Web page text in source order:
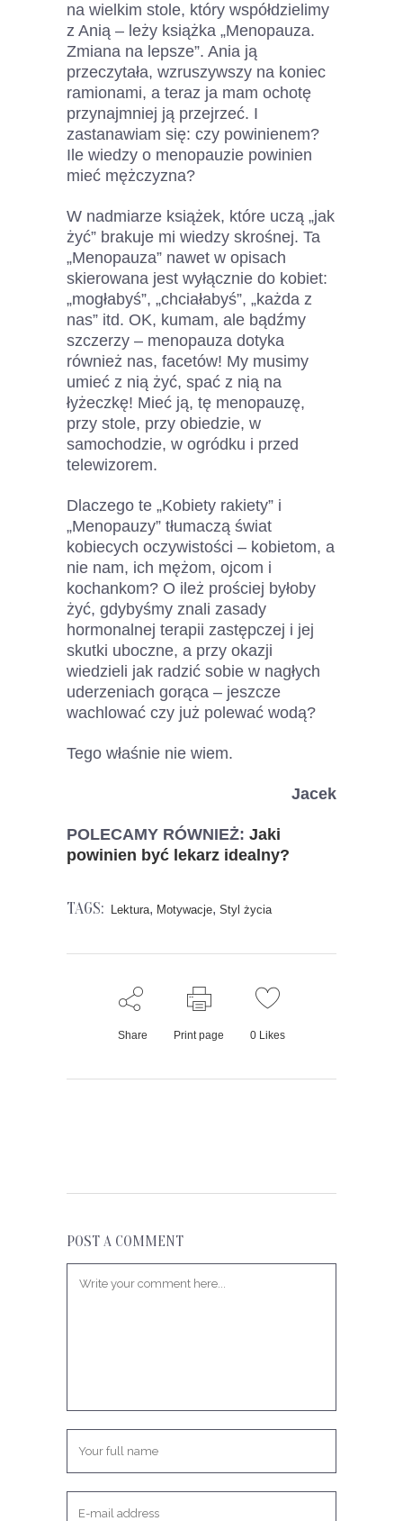
na wielkim stole, który współdzielimy
z Anią – leży książka „Menopauza.
Zmiana na lepsze”. Ania ją
przeczytała, wzruszywszy na koniec
ramionami, a teraz ja mam ochotę
przynajmniej ją przejrzeć. I
zastanawiam się: czy powinienem?
Ile wiedzy o menopauzie powinien
mieć mężczyzna?
W nadmiarze książek, które uczą „jak
żyć” brakuje mi wiedzy skrośnej. Ta
„Menopauza” nawet w opisach
skierowana jest wyłącznie do kobiet:
„mogłabyś”, „chciałabyś”, „każda z
nas” itd. OK, kumam, ale bądźmy
szczerzy – menopauza dotyka
również nas, facetów! My musimy
umieć z nią żyć, spać z nią na
łyżeczkę! Mieć ją, tę menopauzę,
przy stole, przy obiedzie, w
samochodzie, w ogródku i przed
telewizorem.
Dlaczego te „Kobiety rakiety” i
„Menopauzy” tłumaczą świat
kobiecych oczywistości – kobietom, a
nie nam, ich mężom, ojcom i
kochankom? O ileż prościej byłoby
żyć, gdybyśmy znali zasady
hormonalnej terapii zastępczej i jej
skutki uboczne, a przy okazji
wiedzieli jak radzić sobie w nagłych
uderzeniach gorąca – jeszcze
wachlować czy już polewać wodą?
Tego właśnie nie wiem.
Jacek
POLECAMY RÓWNIEŻ: Jaki
powinien być lekarz idealny?
TAGS: Lektura, Motywacje, Styl życia
Share Print page 0 Likes
POST A COMMENT